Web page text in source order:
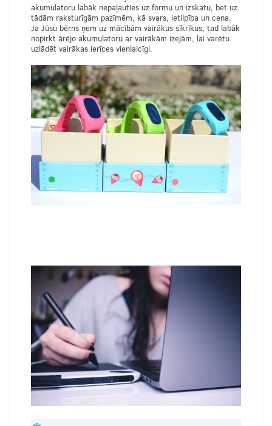
akumulatoru labāk nepaļauties uz formu un izskatu, bet uz
tādām raksturīgām pazīmēm, kā svars, ietilpība un cena.
Ja Jūsu bērns ņem uz mācībām vairākus sīkrīkus, tad labāk
nopirkt ārējo akumulatoru ar vairākām izejām, lai varētu
uzlādēt vairākas ierīces vienlaicīgi.